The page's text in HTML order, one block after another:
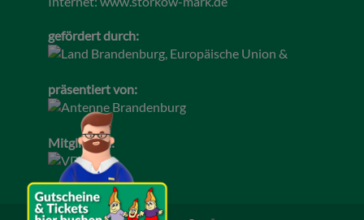
gefördert durch:
präsentiert von:
Mitglied im: